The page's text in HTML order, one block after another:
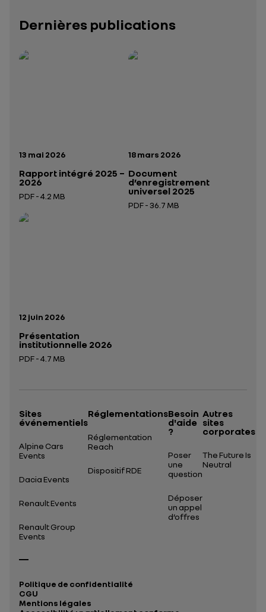
Dernières publications
Date de publication:
13 mai 2026
Rapport intégré 2025 –
2026
PDF - 4.2 MB
Ouverture dans un nouvel onglet
Rapport intégré 2025 – 2026— données structurées (JSON)
Date de publication:
18 mars 2026
Document
d’enregistrement
universel 2025
PDF - 36.7 MB
Date de publication:
12 juin 2026
Présentation
institutionnelle 2026
PDF - 4.7 MB
Présentation institutionnelle 2026
Sites
événementiels
Alpine Cars
Events
Dacia Events
Renault Events
Renault Group
Events
Réglementations
Réglementation
Reach
Dispositif RDE
Besoin
d'aide
?
Poser
une
question
Déposer
un appel
d’offres
Autres
sites
corporates
The Future Is
Neutral
Politique de confidentialité
CGU
Mentions légales